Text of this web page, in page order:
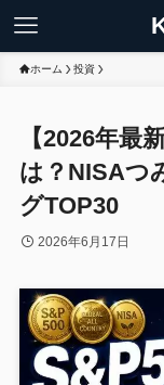
ホーム 投資
【2026年最
は？NISAつ
グTOP30
2026年6月17日